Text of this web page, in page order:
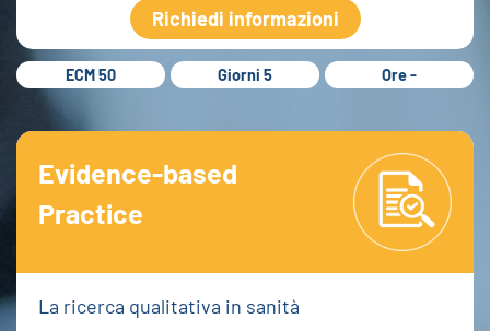
Richiedi informazioni
ECM 50 Giorni 5 Ore -
Evidence-based
Practice
La ricerca qualitativa in sanità